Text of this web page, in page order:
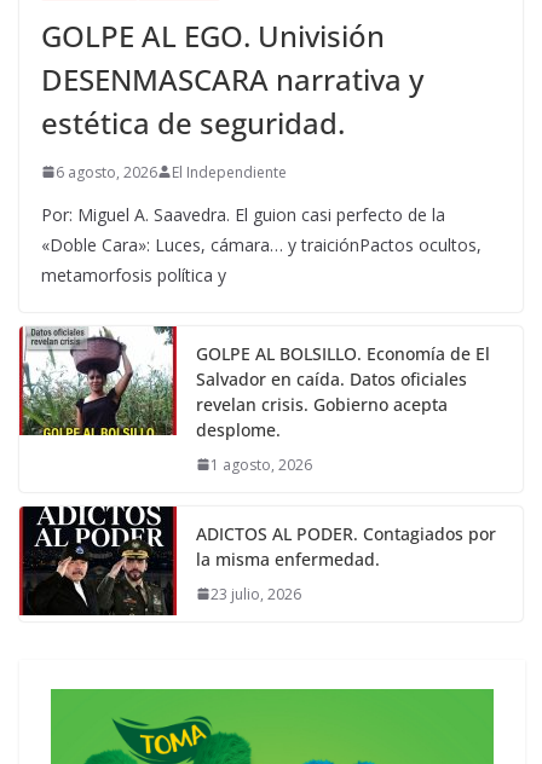
GOLPE AL EGO. Univisión
DESENMASCARA narrativa y
estética de seguridad.
6 agosto, 2026 El Independiente
Por: Miguel A. Saavedra. El guion casi perfecto de la
«Doble Cara»: Luces, cámara… y traiciónPactos ocultos,
metamorfosis política y
GOLPE AL BOLSILLO. Economía de El
Salvador en caída. Datos oficiales
revelan crisis. Gobierno acepta
desplome.
1 agosto, 2026
ADICTOS AL PODER. Contagiados por
la misma enfermedad.
23 julio, 2026